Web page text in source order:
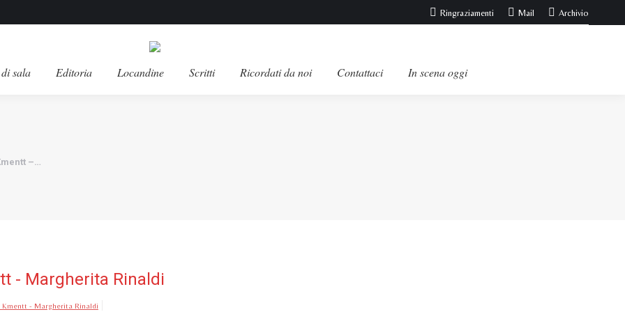
Ringraziamenti Mail Archivio
sala Editoria Locandine Scritti Ricordati da noi Contattaci In scena oggi
–…
- Margherita Rinaldi
Kmentt - Margherita Rinaldi